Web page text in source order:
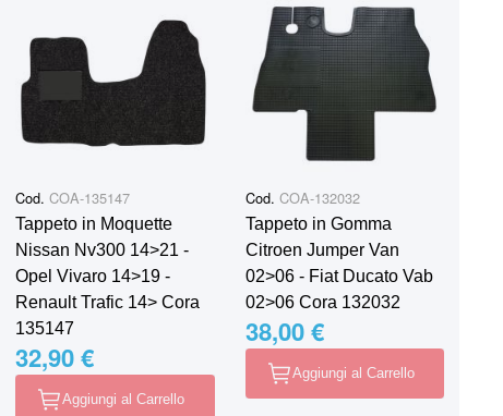
Cod. COA-135147
Tappeto in Moquette
Nissan Nv300 14˃21 -
Opel Vivaro 14˃19 -
Renault Trafic 14˃ Cora
135147
32,90 €
Aggiungi al Carrello
Cod. COA-132032
Tappeto in Gomma
Citroen Jumper Van
02˃06 - Fiat Ducato Vab
02˃06 Cora 132032
38,00 €
Aggiungi al Carrello